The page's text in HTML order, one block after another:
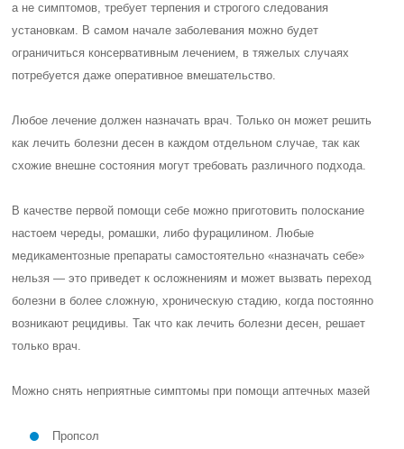
а не симптомов, требует терпения и строгого следования
установкам. В самом начале заболевания можно будет
ограничиться консервативным лечением, в тяжелых случаях
потребуется даже оперативное вмешательство.
Любое лечение должен назначать врач. Только он может решить
как лечить болезни десен в каждом отдельном случае, так как
схожие внешне состояния могут требовать различного подхода.
В качестве первой помощи себе можно приготовить полоскание
настоем череды, ромашки, либо фурацилином. Любые
медикаментозные препараты самостоятельно «назначать себе»
нельзя — это приведет к осложнениям и может вызвать переход
болезни в более сложную, хроническую стадию, когда постоянно
возникают рецидивы. Так что как лечить болезни десен, решает
только врач.
Можно снять неприятные симптомы при помощи аптечных мазей
Пропсол